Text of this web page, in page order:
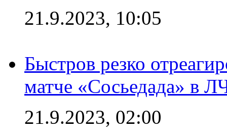
21.9.2023, 10:05
Быстров резко
матче «Сосьедада» в
21.9.2023, 02:00